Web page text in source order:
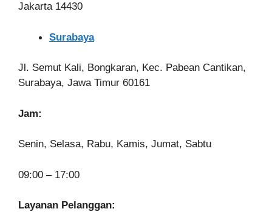
Jakarta 14430
Surabaya
Jl. Semut Kali, Bongkaran, Kec. Pabean Cantikan,
Surabaya, Jawa Timur 60161
Jam:
Senin, Selasa, Rabu, Kamis, Jumat, Sabtu
09:00 – 17:00
Layanan Pelanggan: